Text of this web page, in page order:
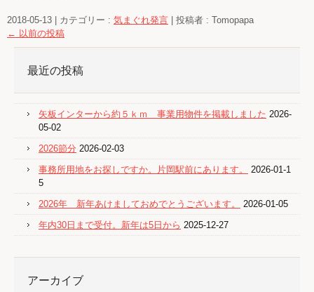
2018-05-13 カテゴリー : 気まぐれ発言
投稿者 : Tomopapa
← 以前の投稿
最近の投稿
矢板インターから約５ｋｍ 事業用物件を掲載しました 2026-
05-02
2026節分 2026-02-03
事務所用地をお探しですか。片岡駅前にあります。
2026-01-1
5
2026年 新年あけましておめでとうございます。
2026-01-05
年内30日まで受付。新年は5日から 2025-12-27
アーカイブ